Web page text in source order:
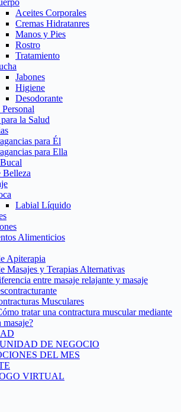
Aceites Corporales
Cremas Hidratanres
Manos y Pies
Rostro
Tratamiento
Jabones
Higiene
Desodorante
la Salud
para Él
para Ella
Belleza
Labial Líquido
Alimenticios
Apiterapia
Masajes y Terapias Alternativas
entre masaje relajante y masaje
Musculares
tratar una contractura muscular mediante
masaje?
DE NEGOCIO
DEL MES
VIRTUAL